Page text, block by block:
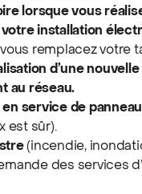
lorsque vous
installation
remplacez votre
d’une
au réseau.
en service de
est sûr).
(incendie,
des services